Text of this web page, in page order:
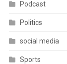
Podcast
Politics
social media
Sports